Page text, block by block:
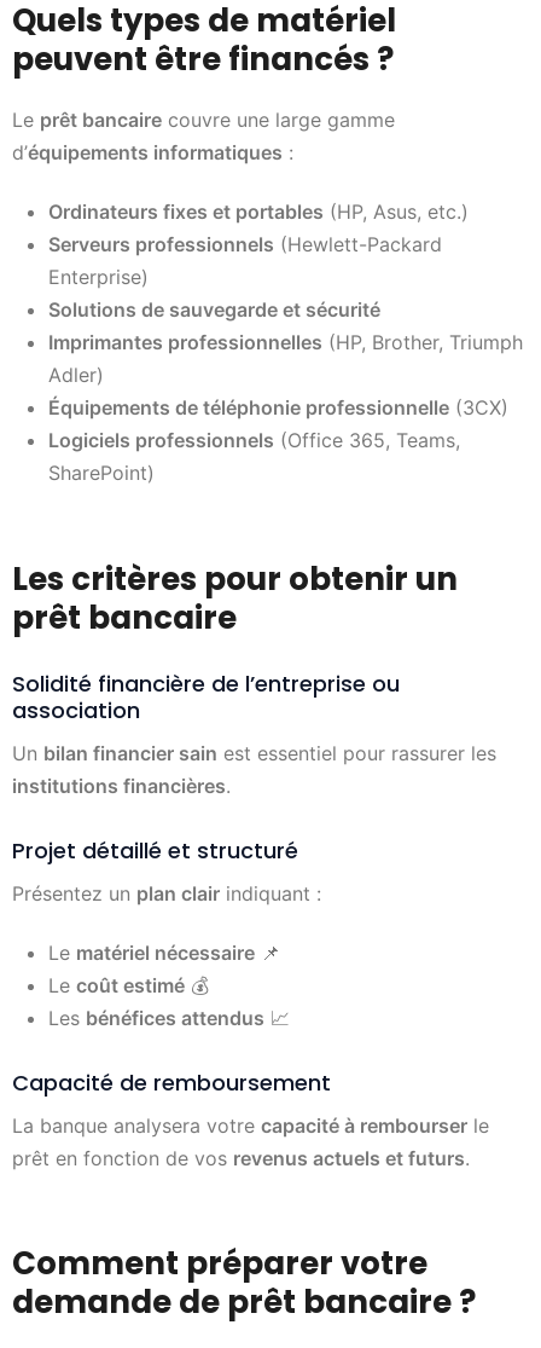
Quels types de matériel
peuvent être financés ?
Le prêt bancaire couvre une large gamme
d’équipements informatiques :
Ordinateurs fixes et portables (HP, Asus, etc.)
Serveurs professionnels (Hewlett-Packard
Enterprise)
Solutions de sauvegarde et sécurité
Imprimantes professionnelles (HP, Brother, Triumph
Adler)
Équipements de téléphonie professionnelle (3CX)
Logiciels professionnels (Office 365, Teams,
SharePoint)
Les critères pour obtenir un
prêt bancaire
Solidité financière de l’entreprise ou
association
Un bilan financier sain est essentiel pour rassurer les
institutions financières.
Projet détaillé et structuré
Présentez un plan clair indiquant :
Le matériel nécessaire 📌
Le coût estimé 💰
Les bénéfices attendus 📈
Capacité de remboursement
La banque analysera votre capacité à rembourser le
prêt en fonction de vos revenus actuels et futurs.
Comment préparer votre
demande de prêt bancaire ?